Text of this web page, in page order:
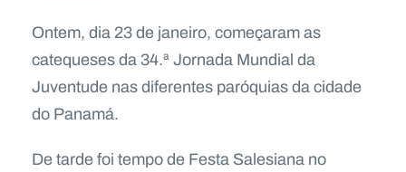
Ontem, dia 23 de janeiro, começaram as
catequeses da 34.ª Jornada Mundial da
Juventude nas diferentes paróquias da cidade
do Panamá.
De tarde foi tempo de Festa Salesiana no